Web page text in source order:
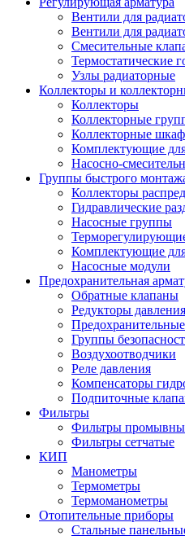
Вентили для
Вентили для
Смесительные
Термостатические
Узлы радиаторные
Коллекторы и
Коллекторы
Коллекторные
Коллекторные
Комплектующие
Насосно-
Группы быстрого
Коллекторы
Гидравлические
Насосные группы
Комплектующие
Насосные модули
Предохранительная
Обратные клапаны
Редукторы давления
Группы
Воздухоотводчики
Реле давления
Компенсаторы
Подпиточные
Фильтры
Фильтры
Фильтры сетчатые
КИП
Манометры
Термометры
Термоманометры
Отопительные приборы
Стальные